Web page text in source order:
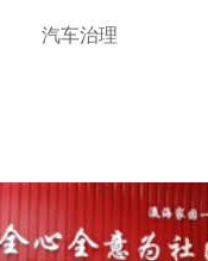
汽车治理